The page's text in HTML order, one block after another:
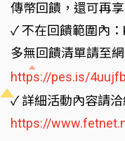
傳幣回饋，還可再
✓ 不在回饋範圍內
多無回饋清單請至
https://pes.is/4uujfb
✓ 詳細活動內容請
https://